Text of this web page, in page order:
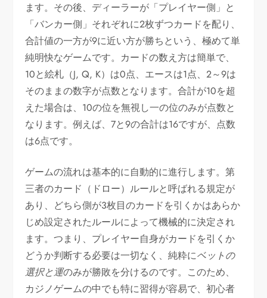
ます。その後、ディーラーが「プレイヤー側」と
「バンカー側」それぞれに2枚ずつカードを配り、
合計値の一方が9に近い方が勝ちという、極めて単
純明快なゲームです。カードの数え方は簡単で、
10と絵札（J, Q, K）は0点、エースは1点、2～9は
そのままの数字が点数となります。合計が10を超
えた場合は、10の位を無視し一の位のみが点数と
なります。例えば、7と9の合計は16ですが、点数
は6点です。
ゲームの流れは基本的に自動的に進行します。第
三者のカード（ドロー）ルールと呼ばれる規定が
あり、どちら側が3枚目のカードを引くかはあらか
じめ設定されたルールによって機械的に決定され
ます。つまり、プレイヤー自身がカードを引くか
どうか判断する必要は一切なく、純粋にベットの
選択と運のみが勝敗を分けるのです。このため、
カジノゲームの中でも特に習得が容易で、初心者